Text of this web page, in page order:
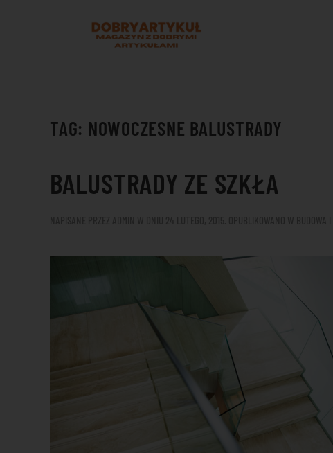
Przejdź do treści głównej
TAG: NOWOCZESNE BALUSTRADY
BALUSTRADY ZE SZKŁA